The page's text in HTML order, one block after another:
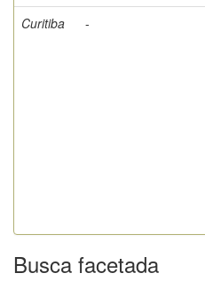
Curitiba
-
Busca facetada